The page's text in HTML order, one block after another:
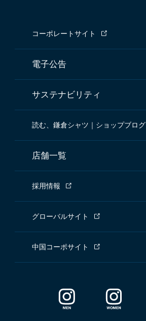
コーポレートサイト
電子公告
サステナビリティ
読む、鎌倉シャツ｜ショップブログ
店舗一覧
採用情報
グローバルサイト
中国コーポサイト